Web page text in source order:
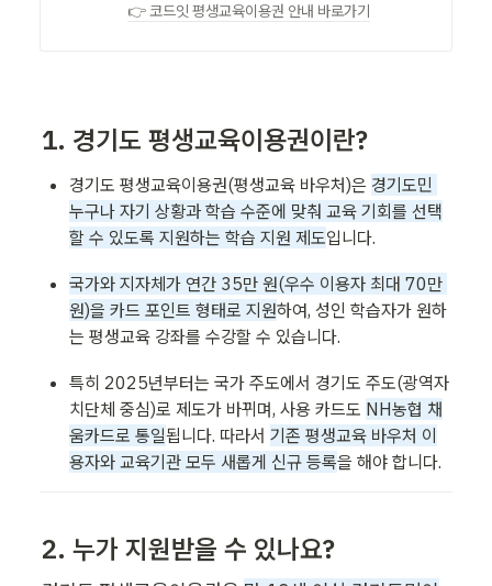
👉 코드잇 평생교육이용권 안내 바로가기
1. 경기도 평생교육이용권이란?
경기도 평생교육이용권(평생교육 바우처)은 경기도민
누구나 자기 상황과 학습 수준에 맞춰 교육 기회를 선택
할 수 있도록 지원하는 학습 지원 제도입니다.
국가와 지자체가 연간 35만 원(우수 이용자 최대 70만
원)을 카드 포인트 형태로 지원하여, 성인 학습자가 원하
는 평생교육 강좌를 수강할 수 있습니다.
특히 2025년부터는 국가 주도에서 경기도 주도(광역자
치단체 중심)로 제도가 바뀌며, 사용 카드도 NH농협 채
움카드로 통일됩니다. 따라서 기존 평생교육 바우처 이
용자와 교육기관 모두 새롭게 신규 등록을 해야 합니다.
2. 누가 지원받을 수 있나요?